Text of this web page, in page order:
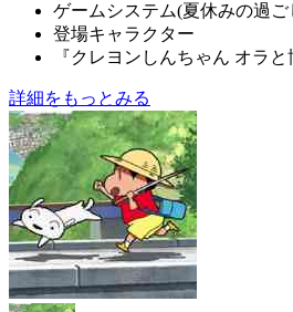
ゲームシステム(夏休みの過ご
登場キャラクター
『クレヨンしんちゃん オラ
詳細をもっとみる